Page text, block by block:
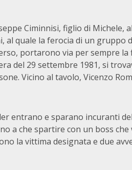
Ciminnisi, figlio di Michele,
al quale la ferocia di un gruppo
portarono via per sempre
del 29 settembre 1981, si
Vicino al tavolo, Vicenzo
entrano e sparano incuranti
a che spartire con un boss
la vittima designata e due